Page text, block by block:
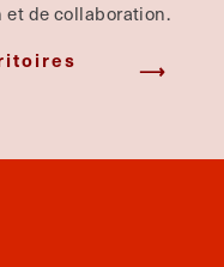
de collaboration.